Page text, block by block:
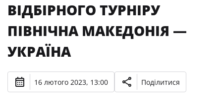
ВІДБІРНОГО ТУРНІРУ
ПІВНІЧНА МАКЕДОНІЯ —
УКРАЇНА
16 лютого 2023, 13:00 Поділитися